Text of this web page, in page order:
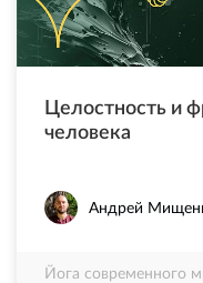
Целостность и
человека
Андрей
Йога современного